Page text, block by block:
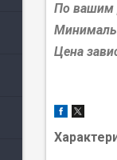
По вашим
Цена